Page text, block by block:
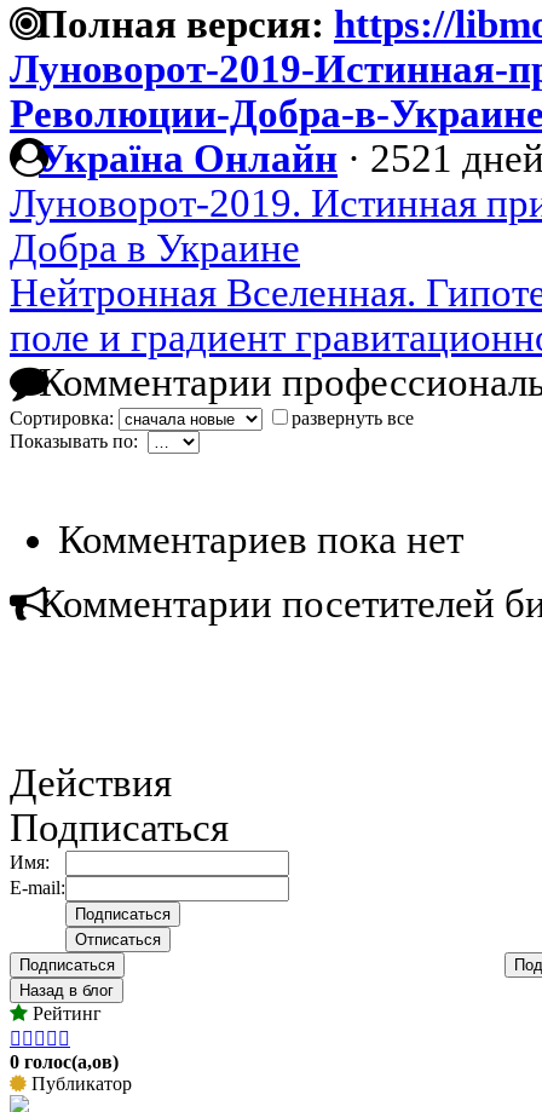
Полная версия: https://
Луноворот-2019-Истинная-
Революции-Добра-в-
Україна Онлайн · 2521
Луноворот-2019. Истинная
Добра в Украине
Нейтронная Вселенная.
поле и градиент
Комментарии
Сортировка:
развернуть все
Показывать по:
Комментариев пока нет
Комментарии посетителей
Действия
Подписаться
Имя:
E-mail:
Подписаться
Назад в блог
Рейтинг
    
0 голос(а,ов)
Публикатор